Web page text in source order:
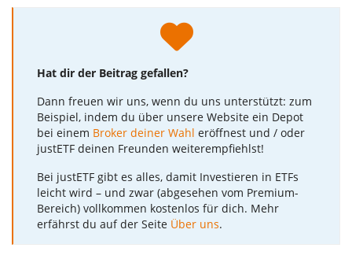
Hat dir der Beitrag gefallen?
Dann freuen wir uns, wenn du uns unterstützt: zum
Beispiel, indem du über unsere Website ein Depot
bei einem Broker deiner Wahl eröffnest und / oder
justETF deinen Freunden weiterempfiehlst!
Bei justETF gibt es alles, damit Investieren in ETFs
leicht wird – und zwar (abgesehen vom Premium-
Bereich) vollkommen kostenlos für dich. Mehr
erfährst du auf der Seite Über uns.